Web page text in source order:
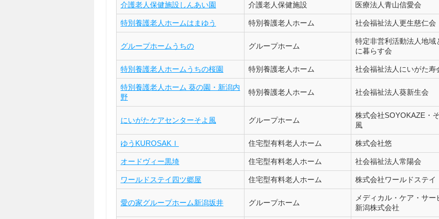
介護老人保健施設しんあい園 介護老人保健施設 医療法人青山信愛会
特別養護老人ホームはまゆう 特別養護老人ホーム 社会福祉法人更生慈仁会
グループホームうちの グループホーム
特定非営利活動法人地域
に暮らす会
特別養護老人ホームうちの桜園 特別養護老人ホーム 社会福祉法人にいがた寿
特別養護老人ホーム 葵の園・新潟内
野
特別養護老人ホーム 社会福祉法人葵新生会
にいがたケアセンターそよ風 グループホーム
株式会社SOYOKAZE・
風
ゆうKUROSAKＩ 住宅型有料老人ホーム 株式会社悠
オードヴィー黒埼 住宅型有料老人ホーム 社会福祉法人常陽会
ワールドステイ四ツ郷屋 住宅型有料老人ホーム 株式会社ワールドステイ
愛の家グループホーム新潟坂井 グループホーム
メディカル・ケア・サー
新潟株式会社